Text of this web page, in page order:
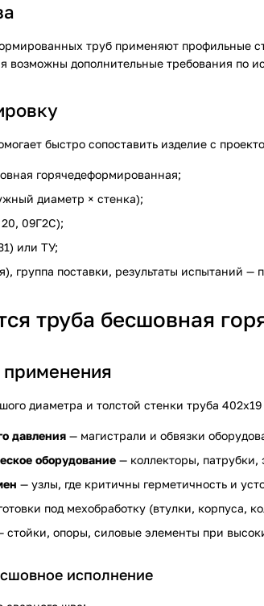
труб применяют профильные
возможны дополнительные требования по
быстро сопоставить изделие с
горячедеформированная;
диаметр × стенка);
09Г2С);
или ТУ;
группа поставки, результаты испытаний —
труба бесшовная
диаметра и толстой стенки труба
давления — магистрали и обвязки
оборудование — коллекторы, патрубки,
— узлы, где критичны герметичность и
под мехобработку (втулки, корпуса,
стойки, опоры, силовые элементы при
исполнение